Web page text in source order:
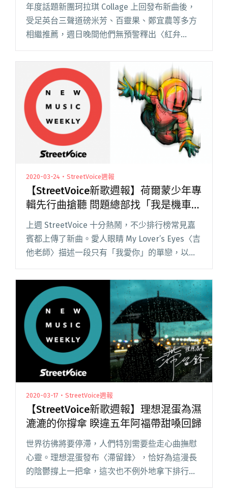
年度話題新團珂拉琪 Collage 上回發布新曲後，
受足英台三聲道磅米芳、百靈果、鄭宜農等多方
相繼推薦，週日晚間他們無預警釋出〈紅弁
慶〉，不消多久就衝上排行榜。看封面便知這次
創作由夏子出發，前奏之後，電玩音色的 riff 一
切入像古今分界，閱讀全文 "【StreetVoice新歌
週報】珂拉琪日文新曲攻榜 ?te 壞特饒舌初體驗
獻給甜約翰"
2020-03-24・StreetVoice週報
【StreetVoice新歌週報】荷爾蒙少年專
輯先行曲搶聽 問題總部找「我是機車少
女」凌元耕共唱
上週 StreetVoice 十分熱鬧，不少排行榜常見嘉
賓都上傳了新曲。愛人眼睛 My Lover’s Eyes〈吉
他老師〉描述一段只有「我愛你」的單戀，以灰
暗的下行音開場，一段弦樂間奏像是易受對方牽
動的心境。荷爾蒙少年 Hormone B閱讀全文
"【StreetVoice新歌週報】荷爾蒙少年專輯先行
曲搶聽 問題總部找「我是機車少女」凌元耕共
唱"
2020-03-17・StreetVoice週報
【StreetVoice新歌週報】理想混蛋為濕
漉漉的你撐傘 睽違五年阿福帶甜嗓回歸
世界彷彿將要停滯，人們特別需要些走心曲撫慰
心靈。理想混蛋發布〈滯留鋒〉，恰好為這漫長
的陰鬱撐上一把傘，這次也不例外地拿下排行榜